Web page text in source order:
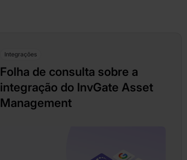
Integrações
Folha de consulta sobre a
integração do InvGate Asset
Management